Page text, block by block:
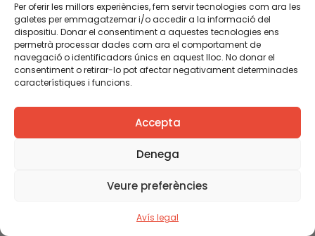
Per oferir les millors experiències, fem servir tecnologies com ara les
galetes per emmagatzemar i/o accedir a la informació del
dispositiu. Donar el consentiment a aquestes tecnologies ens
permetrà processar dades com ara el comportament de
navegació o identificadors únics en aquest lloc. No donar el
consentiment o retirar-lo pot afectar negativament determinades
característiques i funcions.
Accepta
Denega
Veure preferències
Avís legal